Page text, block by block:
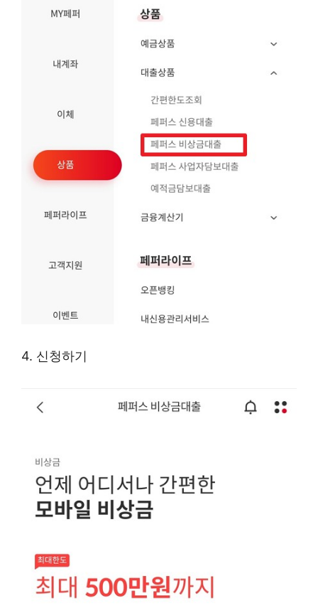
4. 신청하기